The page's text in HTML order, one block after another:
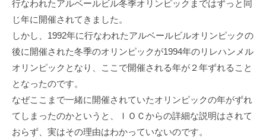
行なわれたアルベールビル冬季オリンピックまではずっと同
じ年に開催されてきました。
しかし、1992年に行なわれたアルベールビルオリンピックの
後に開催された冬季のオリンピックが1994年のリレハンメル
オリンピックとなり、ここで開催される年が２年ずれること
となったのです。
なぜここまで一緒に開催されていたオリンピックの年がずれ
てしまったのかというと、ＩＯＣからの詳細な説明はされて
おらず、実はその理由はわかっていないのです。